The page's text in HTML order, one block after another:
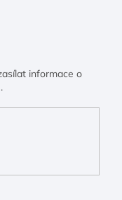
informace o